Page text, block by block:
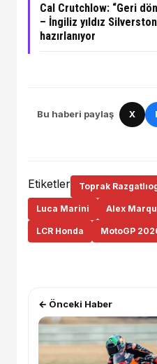
Cal Crutchlow: “Geri
– İngiliz yıldız
hazırlanıyor
Bu haberi paylaş X
Etiketler Toprak
Luca Marini Alex
LCR Honda MotoGP
← Önceki Haber